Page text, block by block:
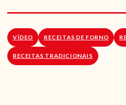
LOJA
VÍDEO RECEITAS DE FORNO
RECEITAS TRADICIONAIS